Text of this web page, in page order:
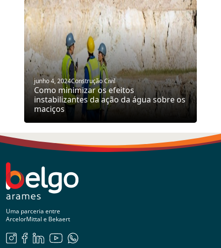
junho 4, 2024Construção Civil
Como minimizar os efeitos
instabilizantes da ação da água sobre os
maciços
Uma parceria entre
ArcelorMittal e Bekaert